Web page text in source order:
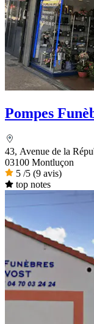
Pompes
43, Avenue de la
03100 Montluçon
5 /5 (9 avis)
top notes